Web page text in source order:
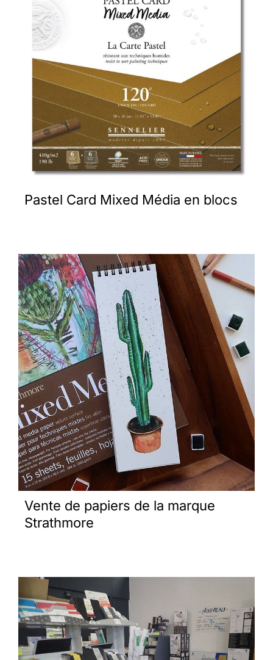
Pastel Card Mixed Média en blocs
Vente de papiers de la marque
Strathmore